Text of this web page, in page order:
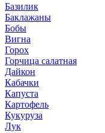
Базилик
Баклажаны
Бобы
Вигна
Горох
Горчица салатная
Дайкон
Кабачки
Капуста
Картофель
Кукуруза
Лук